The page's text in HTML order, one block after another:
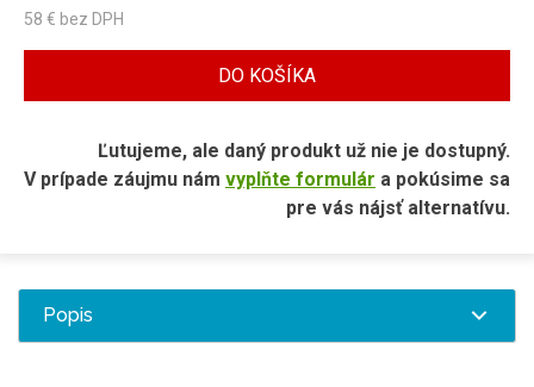
58 € bez DPH
DO KOŠÍKA
Ľutujeme, ale daný produkt už nie je dostupný.
V prípade záujmu nám vyplňte formulár a pokúsime sa
pre vás nájsť alternatívu.
Popis